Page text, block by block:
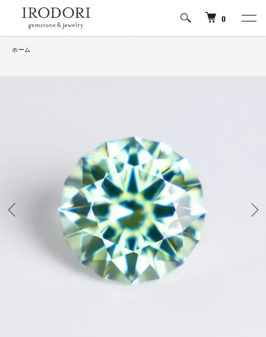
0
ホーム